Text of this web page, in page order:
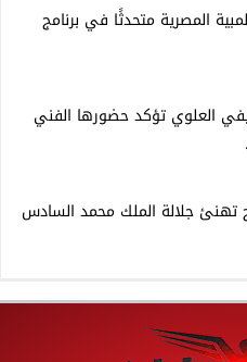
المصرية متحدثًا في برنامج
العلوي تؤكد حضورها الفني
جلالة الملك محمد السادس